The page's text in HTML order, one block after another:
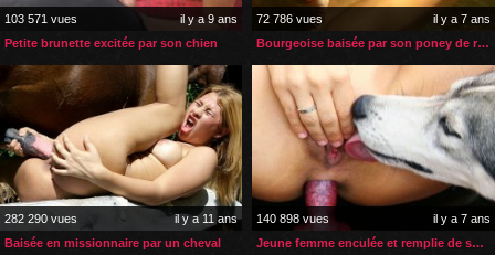
103 571 vues
il y a 9 ans
Petite brunette excitée par son chien
72 786 vues
il y a 7 ans
Bourgeoise baisée par son poney de retour de soirée
282 290 vues
il y a 11 ans
Baisée en missionnaire par un cheval
140 898 vues
il y a 7 ans
Jeune femme enculée et remplie de sperme par son chien